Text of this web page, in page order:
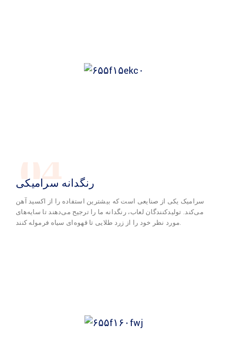
04
رنگدانه سرامیکی
سرامیک یکی از صنایعی است که بیشترین استفاده را از اکسید آهن
می‌کند. تولیدکنندگان لعاب، رنگدانه ما را ترجیح می‌دهند تا سایه‌های
مورد نظر خود را از زرد طلایی تا قهوه‌ای سیاه فرموله کنند.